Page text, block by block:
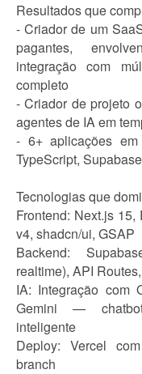
Resultados que
- Criador de um
pagantes,
integração com
completo
- Criador de projeto
agentes de IA em
- 6+ aplicações em
TypeScript,
Tecnologias que
Frontend: Next.js
v4, shadcn/ui, GSAP
Backend:
realtime), API
IA: Integração com
Gemini —
inteligente
Deploy: Vercel
branch